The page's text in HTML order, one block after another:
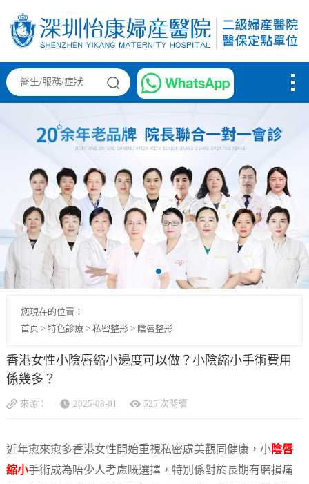
您現在的位置：
首页 > 特色診療> 私密整形> 陰唇整形
香港女性小陰唇縮小邊度可以做？小陰縮小手術費用
係幾多？
來源： 2025-08-01 525 次閱讀
近年愈來愈多香港女性開始重視私密處美觀同健康，小陰唇
縮小手術成為唔少人考慮嘅選擇，特別係對於長期有磨損痛